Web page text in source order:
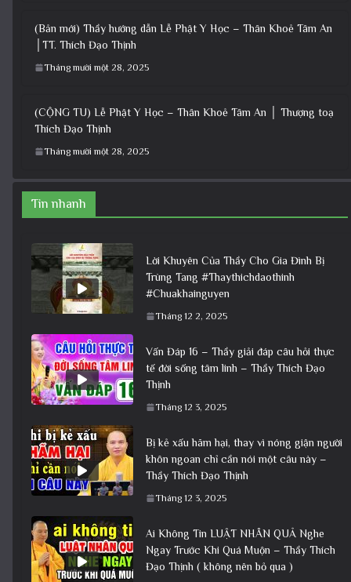
(Bản mới) Thầy hướng dẫn Lễ Phật Y Học – Thân Khoẻ Tâm An
│TT. Thích Đạo Thịnh
Tháng mười một 28, 2025
(CỘNG TU) Lễ Phật Y Học – Thân Khoẻ Tâm An │ Thượng toạ
Thích Đạo Thịnh
Tháng mười một 28, 2025
Tin nhanh
Lời Khuyên Của Thầy Cho Gia Đình Bị
Trùng Tang #Thaythichdaothinh
#Chuakhainguyen
Tháng 12 2, 2025
Vấn Đáp 16 – Thầy giải đáp câu hỏi thực
tế đời sống tâm linh – Thầy Thích Đạo
Thịnh
Tháng 12 3, 2025
Bị kẻ xấu hãm hại, thay vì nóng giận người
khôn ngoan chỉ cần nói một câu này –
Thầy Thích Đạo Thịnh
Tháng 12 3, 2025
Ai Không Tin LUẬT NHÂN QUẢ Nghe
Ngay Trước Khi Quá Muộn – Thầy Thích
Đạo Thịnh ( không nên bỏ qua )